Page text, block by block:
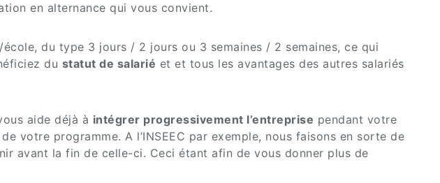
en alternance qui vous convient.
du type 3 jours / 2 jours ou 3 semaines / 2 semaines, ce qui
du statut de salarié et et tous les avantages des autres salariés
aide déjà à intégrer progressivement l’entreprise pendant votre
votre programme. A l’INSEEC par exemple, nous faisons en sorte de
avant la fin de celle-ci. Ceci étant afin de vous donner plus de